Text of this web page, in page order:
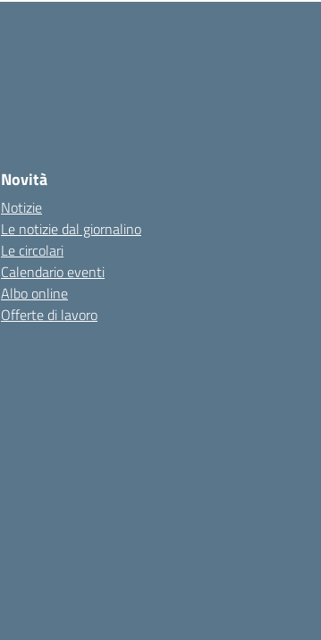
Novità
Notizie
Le notizie dal giornalino
Le circolari
Calendario eventi
Albo online
Offerte di lavoro